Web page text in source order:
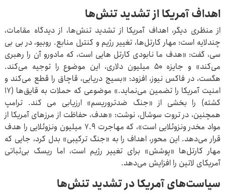
اهداف آمریکا از تشدید تنش‌ها
از منظری دیگر، اهداف آمریکا از تشدید تنش‌ها، از دیدگاه مقامات،
چندلایه است: مهار کارتل‌ها، تغییر رژیم و کنترل منابع. روبیو، در بی بی
سی، گفت: «هدف ما نابودی کارتل هایی است، که مادورو آن را رهبری
می‌کند» و جایزه ۵۰ میلیون دلاری، این موضوع را توجیه می‌کند.
هگست، در فاکس نیوز، افزود: «بسیج دریایی، قاچاق را قطع می‌کند و
امنیت آمریکا را تضمین می‌نماید.» موضوعی که حملات به قایق‌ها (۱۷
کشته) را بخشی از «جنگ ضدتروریسم» ارزیابی می کند. ترامپ
همچنین، در تروت سوشال، نوشت: «هدف، حفاظت از مرزهای آمریکا از
مواد مخدر ونزوئلایی است»، که مهاجرت ۷.۹ میلیون ونزوئلایی را هدف
قرار می‌دهد. این محور، اهداف را به «جنگ ترکیبی» بدل کرد، جایی که
مهار کارتل‌ها «پوشش» برای تغییر رژیم است، اما ریسک بی‌ثباتی
آمریکای لاتین را افزایش می‌دهد.
سیاست‌های آمریکا در تشدید تنش‌ها